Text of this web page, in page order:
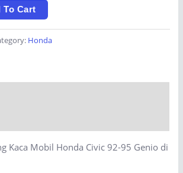
To Cart
Honda
Kaca Mobil Honda Civic 92-95 Genio di